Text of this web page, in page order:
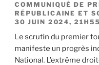
COMMUNIQUÉ DE
RÉPUBLICAINE ET
30 JUIN 2024, 21H55
Le scrutin du premier
manifeste un progrès
National. L’extrême